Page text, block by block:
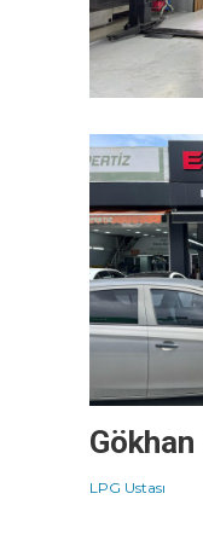
Gökhan
LPG Ustası